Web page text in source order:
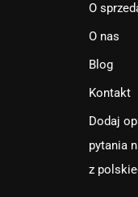
O
O nas
Blog
Kontakt
Dodaj
pytania
z